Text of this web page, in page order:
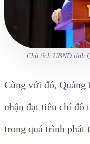
Chủ tịch UBND tỉnh
Cùng với đó,
nhận đạt tiêu chí đô
trong quá trình phát